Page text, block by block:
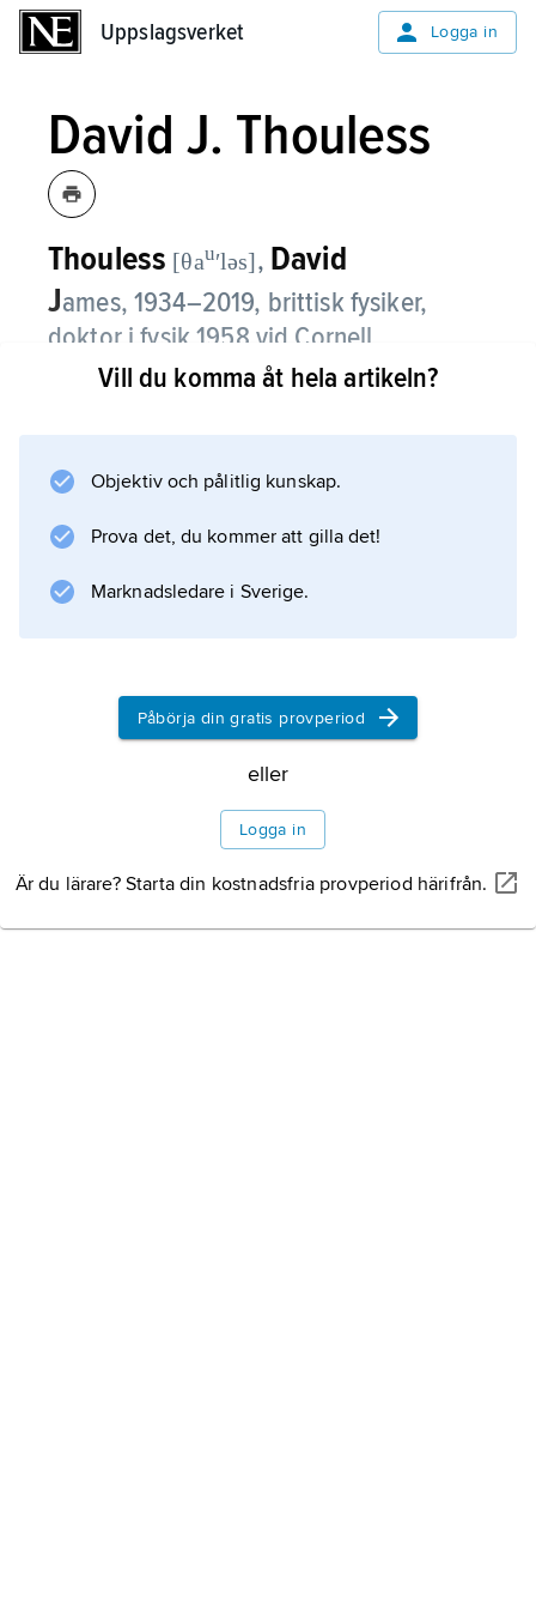
Uppslagsverket Logga in
David J. Thouless
Thouless [θauʹləs], David
James,1934–2019, brittisk fysiker,
doktor i fysik 1958 vid Cornell
University, USA, från 1980 professor vid
På 1970-talet utvecklade Thouless tillsammans
med
metoder för att teoretiskt förklara och
fasövergång som uppträder i magnetiska,
tvådimensionella system såsom tunna filmer,
Vill du komma åt hela artikeln?
Objektiv och pålitlig kunskap.
Prova det, du kommer att gilla det!
Marknadsledare i Sverige.
Påbörja din gratis provperiod
eller
Logga in
Är du lärare? Starta din kostnadsfria provperiod härifrån.